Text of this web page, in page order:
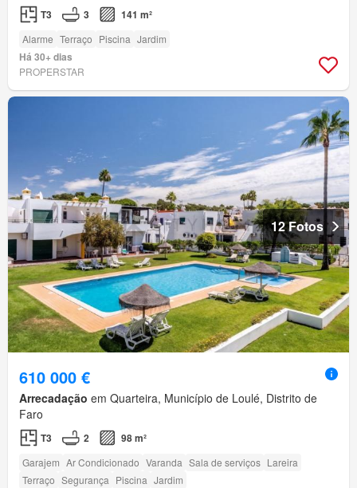
T3 3 141 m²
Alarme Terraço Piscina Jardim
Há 30+ dias
PROPERSTAR
12 Fotos
610 000 €
Arrecadação em Quarteira, Município de Loulé, Distrito de
Faro
T3 2 98 m²
Garajem Ar Condicionado Varanda Sala de serviços Lareira
Terraço Segurança Piscina Jardim